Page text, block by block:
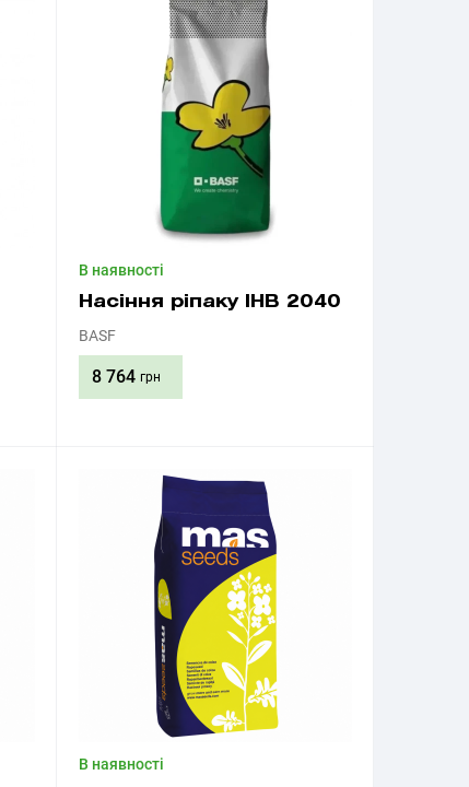
В наявності
Насіння ріпаку ІНВ 2040
BASF
8 764 грн
В наявності